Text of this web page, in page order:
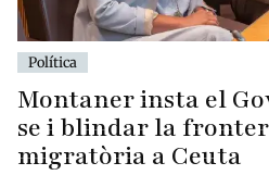
Política
Montaner insta el
se i blindar la
migratòria a Ceuta